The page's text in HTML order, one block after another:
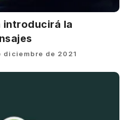
introducirá la
diciembre de 2021